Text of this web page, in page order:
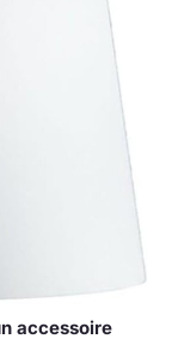
accessoire